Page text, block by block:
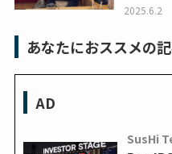
2025.6.2
あなたにおススメの
AD
SusHi